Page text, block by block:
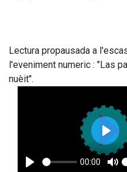
Lectura propausada a
l'eveniment numeric : "Las
nuèit".
00:00
Play